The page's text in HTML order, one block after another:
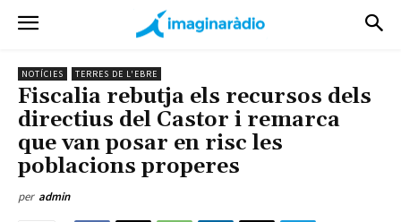
NOTÍCIES TERRES DE L'EBRE
Fiscalia rebutja els recursos dels
directius del Castor i remarca
que van posar en risc les
poblacions properes
per admin